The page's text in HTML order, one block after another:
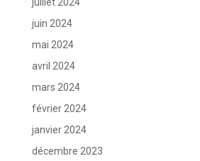
juin 2024
mai 2024
avril 2024
mars 2024
février 2024
janvier 2024
décembre 2023